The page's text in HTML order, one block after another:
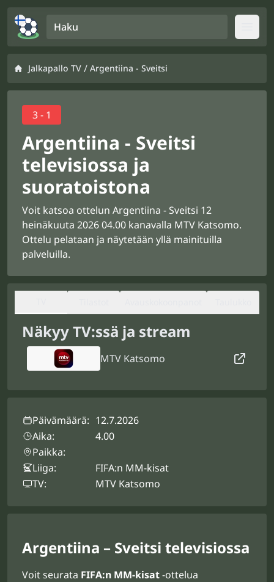
Jalkapallo TV / Argentiina - Sveitsi
3 - 1
Argentiina - Sveitsi
televisiossa ja
suoratoistona
Voit katsoa ottelun Argentiina - Sveitsi 12
heinäkuuta 2026 04.00 kanavalla MTV Katsomo.
Ottelu pelataan ja näytetään yllä mainituilla
palveluilla.
Näkyy TV:ssä ja stream
MTV Katsomo
Päivämäärä: 12.7.2026
Aika:
4.00
Paikka:
Liiga:
FIFA:n MM-kisat
TV:
MTV Katsomo
Argentiina – Sveitsi televisiossa
Voit seurata FIFA:n MM-kisat-ottelua